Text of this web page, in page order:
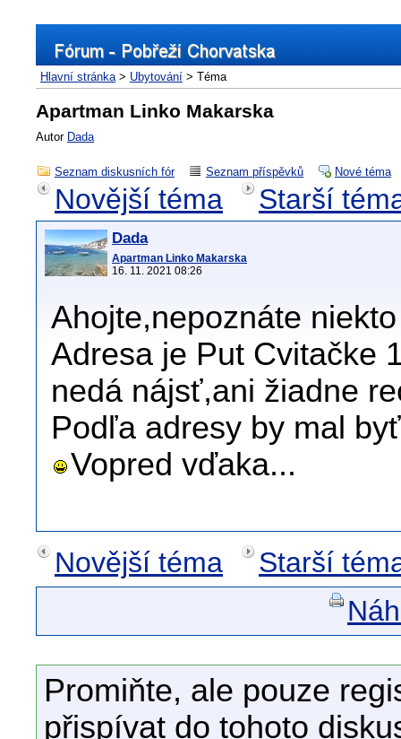
Hlavní stránka> Ubytování > Téma
Apartman Linko Makarska
Autor Dada
Seznam diskusních fór Seznam příspěvků Nové téma
Novější téma Starší
Dada
Apartman Linko Makarska
16. 11. 2021 08:26
Ahojte,nepoznáte
Adresa je Put Cvitačke
nedá nájsť,ani žiadne
Podľa adresy by mal
Vopred vďaka...
Novější téma
Starší
Promiňte, ale pouze
přispívat do tohoto